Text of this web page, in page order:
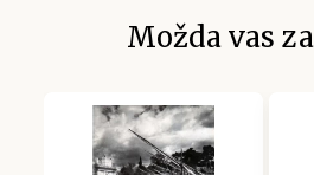
Možda vas